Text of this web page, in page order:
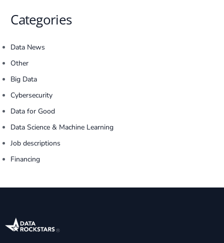
Categories
Data News
Other
Big Data
Cybersecurity
Data for Good
Data Science & Machine Learning
Job descriptions
Financing